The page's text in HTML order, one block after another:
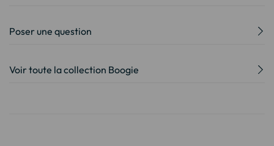
Poser une question
Voir toute la collection Boogie